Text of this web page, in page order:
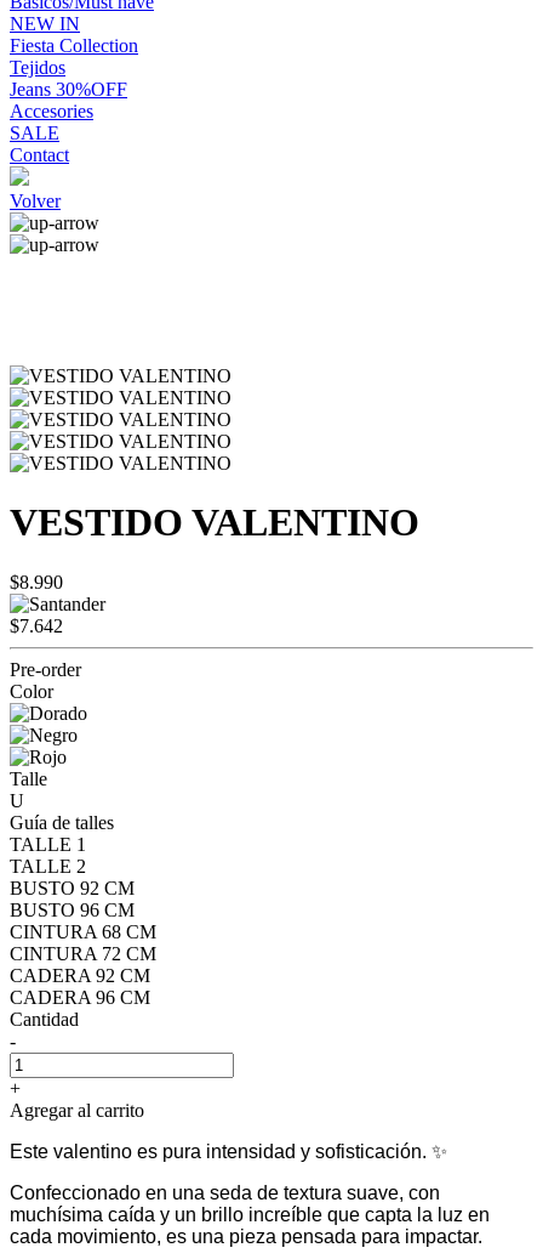
NEW IN
Fiesta Collection
Tejidos
Jeans 30%OFF
Accesories
SALE
Contact
Volver
VESTIDO VALENTINO
$8.990
$7.642
Pre-order
Color
Talle
U
Guía de talles
TALLE 1
TALLE 2
BUSTO 92 CM
BUSTO 96 CM
CINTURA 68 CM
CINTURA 72 CM
CADERA 92 CM
CADERA 96 CM
Cantidad
-
+
Agregar al carrito
Este valentino es pura intensidad y sofisticación. ✨
Confeccionado en una seda de textura suave, con
muchísima caída y un brillo increíble que capta la luz en
cada movimiento, es una pieza pensada para impactar.